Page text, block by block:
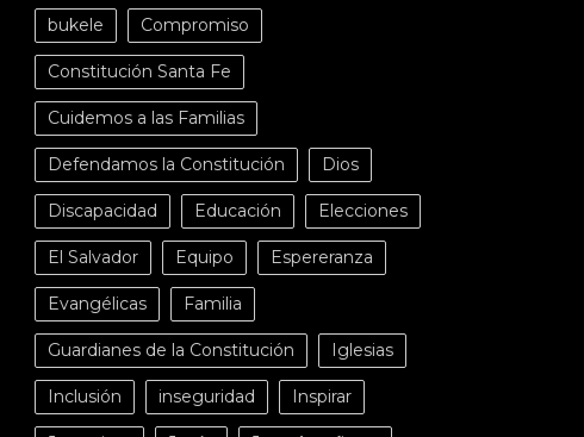
bukele Compromiso
Constitución Santa Fe
Cuidemos a las Familias
Defendamos la Constitución Dios
Discapacidad Educación Elecciones
El Salvador Equipo Espereranza
Evangélicas Familia
Guardianes de la Constitución Iglesias
Inclusión inseguridad Inspirar